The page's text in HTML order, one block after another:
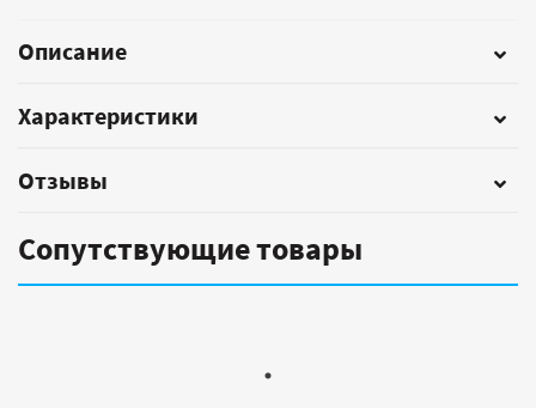
Описание
Характеристики
Отзывы
Сопутствующие товары